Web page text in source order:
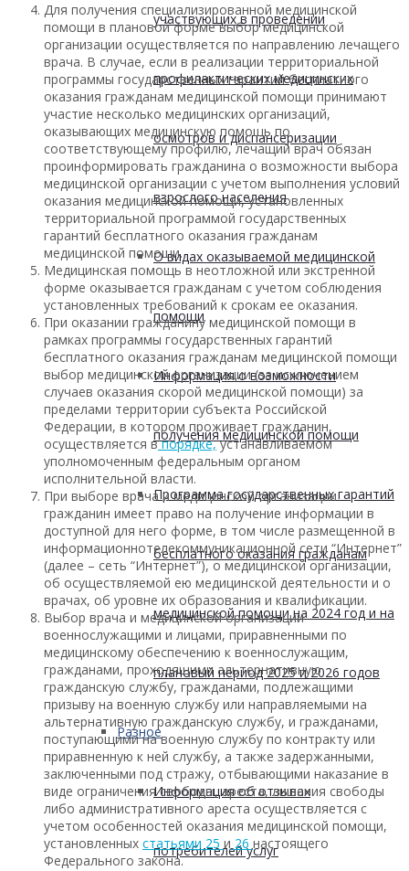
участвующих в проведении
профилактических медицинских
осмотров и диспансеризации
взрослого населения
О видах оказываемой медицинской
помощи
Информация о возможности
получения медицинской помощи
Программа государственных гарантий
бесплатного оказания гражданам
медицинской помощи на 2024 год и на
плановый период 2025 и 2026 годов
Разное
Информация об отзывах
потребителей услуг
Для получения специализированной медицинской
помощи в плановой форме выбор медицинской
организации осуществляется по направлению лечащего
врача. В случае, если в реализации территориальной
программы государственных гарантий бесплатного
оказания гражданам медицинской помощи принимают
участие несколько медицинских организаций,
оказывающих медицинскую помощь по
соответствующему профилю, лечащий врач обязан
проинформировать гражданина о возможности выбора
медицинской организации с учетом выполнения условий
оказания медицинской помощи, установленных
территориальной программой государственных
гарантий бесплатного оказания гражданам
медицинской помощи.
Медицинская помощь в неотложной или экстренной
форме оказывается гражданам с учетом соблюдения
установленных требований к срокам ее оказания.
При оказании гражданину медицинской помощи в
рамках программы государственных гарантий
бесплатного оказания гражданам медицинской помощи
выбор медицинской организации (за исключением
случаев оказания скорой медицинской помощи) за
пределами территории субъекта Российской
Федерации, в котором проживает гражданин,
осуществляется впорядке,устанавливаемом
уполномоченным федеральным органом
исполнительной власти.
При выборе врача и медицинской организации
гражданин имеет право на получение информации в
доступной для него форме, в том числе размещенной в
информационно­телекоммуникационной сети “Интернет”
(далее – сеть “Интернет”), о медицинской организации,
об осуществляемой ею медицинской деятельности и о
врачах, об уровне их образования и квалификации.
Выбор врача и медицинской организации
военнослужащими и лицами, приравненными по
медицинскому обеспечению к военнослужащим,
гражданами, проходящими альтернативную
гражданскую службу, гражданами, подлежащими
призыву на военную службу или направляемыми на
альтернативную гражданскую службу, и гражданами,
поступающими на военную службу по контракту или
приравненную к ней службу, а также задержанными,
заключенными под стражу, отбывающими наказание в
виде ограничения свободы, ареста, лишения свободы
либо административного ареста осуществляется с
учетом особенностей оказания медицинской помощи,
установленных статьями 25 и 26 настоящего
Федерального закона.